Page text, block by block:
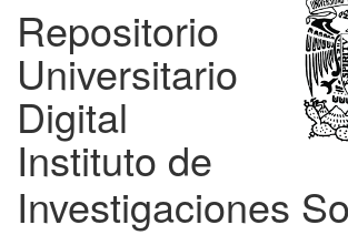
Repositorio
Universitario
Digital
Instituto de
Investigaciones